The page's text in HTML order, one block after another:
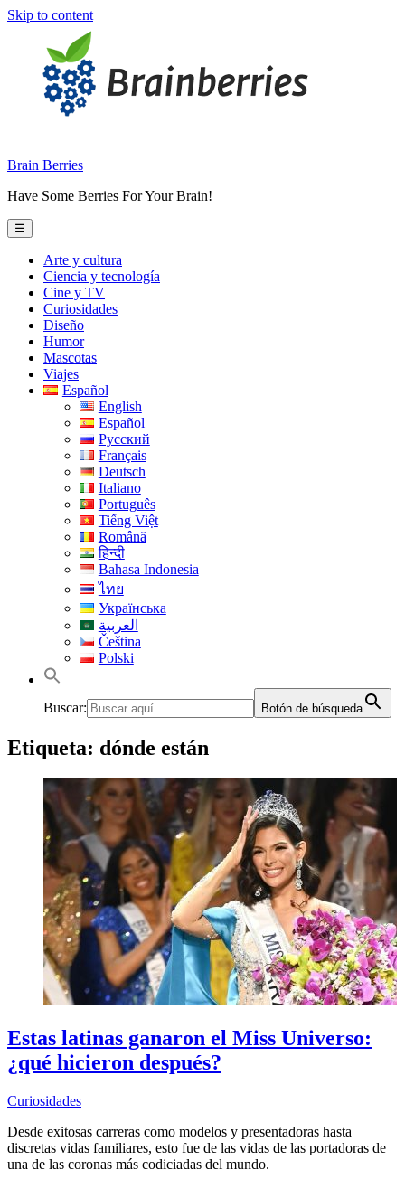
Skip to content
Brain Berries
Have Some Berries For Your Brain!
☰
Arte y cultura
Ciencia y tecnología
Cine y TV
Curiosidades
Diseño
Humor
Mascotas
Viajes
Español
English
Español
Русский
Français
Deutsch
Italiano
Português
Tiếng Việt
Română
हिन्दी
Bahasa Indonesia
ไทย
Українська
العربية
Čeština
Polski
Buscar: Botón de búsqueda
Etiqueta: dónde están
Estas latinas ganaron el Miss Universo:
¿qué hicieron después?
Curiosidades
Desde exitosas carreras como modelos y presentadoras hasta
discretas vidas familiares, esto fue de las vidas de las portadoras de
una de las coronas más codiciadas del mundo.